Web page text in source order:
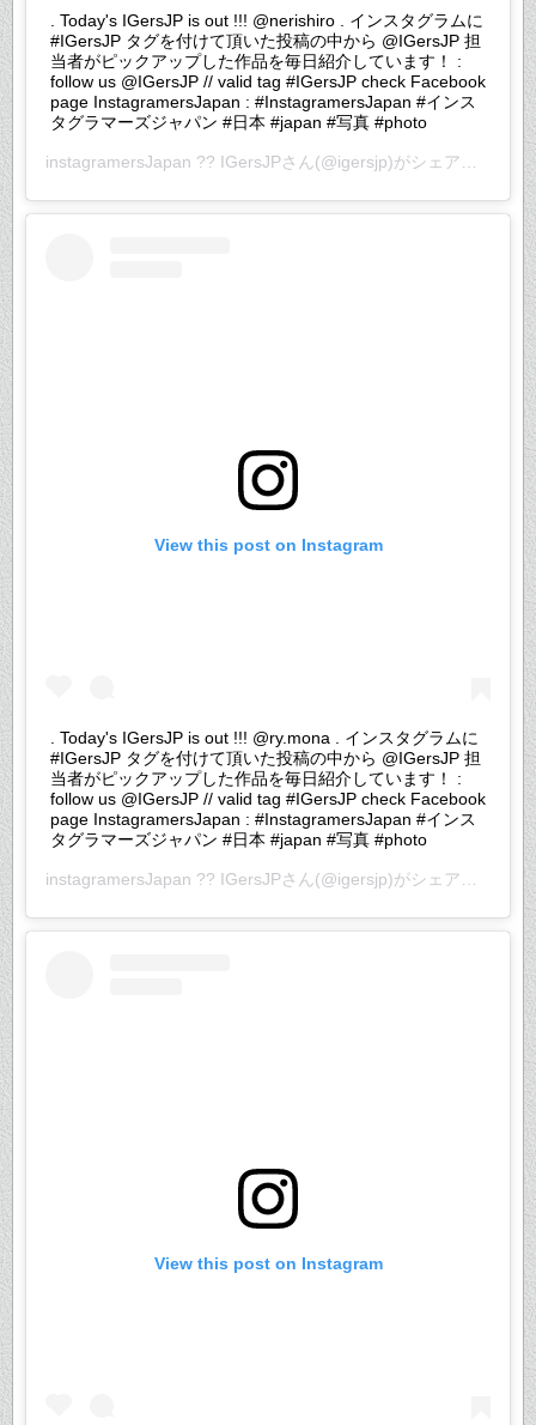
. Today's IGersJP is out !!! @nerishiro . インスタグラムに
#IGersJP タグを付けて頂いた投稿の中から @IGersJP 担
当者がピックアップした作品を毎日紹介しています！ :
follow us @IGersJP // valid tag #IGersJP check Facebook
page InstagramersJapan : #InstagramersJapan #インス
タグラマーズジャパン #日本 #japan #写真 #photo
instagramersJapan ?? IGersJPさん(@igersjp)がシェアした投稿 –
View this post on Instagram
. Today's IGersJP is out !!! @ry.mona . インスタグラムに
#IGersJP タグを付けて頂いた投稿の中から @IGersJP 担
当者がピックアップした作品を毎日紹介しています！ :
follow us @IGersJP // valid tag #IGersJP check Facebook
page InstagramersJapan : #InstagramersJapan #インス
タグラマーズジャパン #日本 #japan #写真 #photo
instagramersJapan ?? IGersJPさん(@igersjp)がシェアした投稿 –
View this post on Instagram